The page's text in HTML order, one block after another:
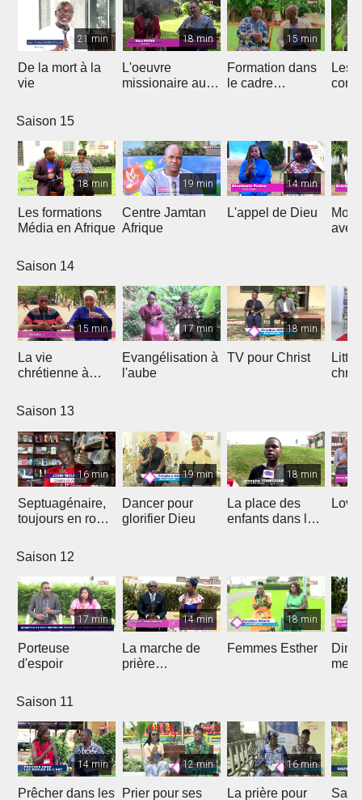
21 min
De la mort à la
vie
18 min
L'oeuvre
missionaire au
15 min
Formation dans
le cadre
Les
Saison 15
18 min
Les formations
Média en Afrique
19 min
Centre Jamtan
Afrique
14 min
L'appel de Dieu
Mon
avec
Saison 14
15 min
La vie
chrétienne à
17 min
Evangélisation à
l'aube
18 min
TV pour Christ
Saison 13
16 min
Septuagénaire,
toujours en route
19 min
Dancer pour
glorifier Dieu
18 min
La place des
enfants dans le
Saison 12
17 min
Porteuse
d'espoir
14 min
La marche de
prière
18 min
Femmes Esther
Saison 11
14 min
Prêcher dans les
12 min
Prier pour ses
16 min
La prière pour